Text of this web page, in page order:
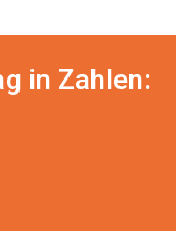
in Zahlen: